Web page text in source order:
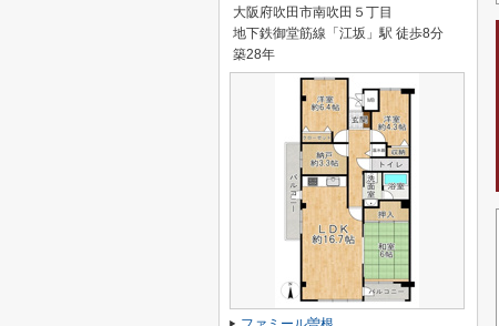
大阪府吹田市南吹田５丁目
地下鉄御堂筋線「江坂」駅 徒歩8分
築28年